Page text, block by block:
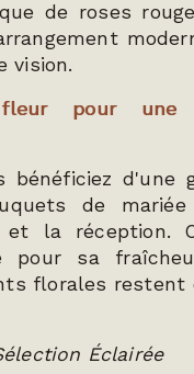
de roses
vision.
pour une
bénéficiez d'une
de mariée
et la réception.
pour sa
florales
Éclairée